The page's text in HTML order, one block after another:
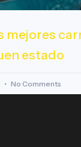
mejores
estado
No Comments